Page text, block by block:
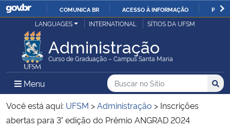
IR
O
COMUNICA BR ACESSO À INFORMAÇÃO
Ministério da Justiça e Segurança Pública
Ministério da Defesa
Ministério das Relações Exteriores
LANGUAGES INTERNATIONAL SÍTIOS DA UFSM
Administração
Curso de Graduação – Campus Santa Maria
Menu Menu Principal do Sítio
Busca
Buscar no no Sítio
Busca:
Você está aqui: UFSM >Administração > Inscrições
abertas para 3° edição do Prêmio ANGRAD 2024